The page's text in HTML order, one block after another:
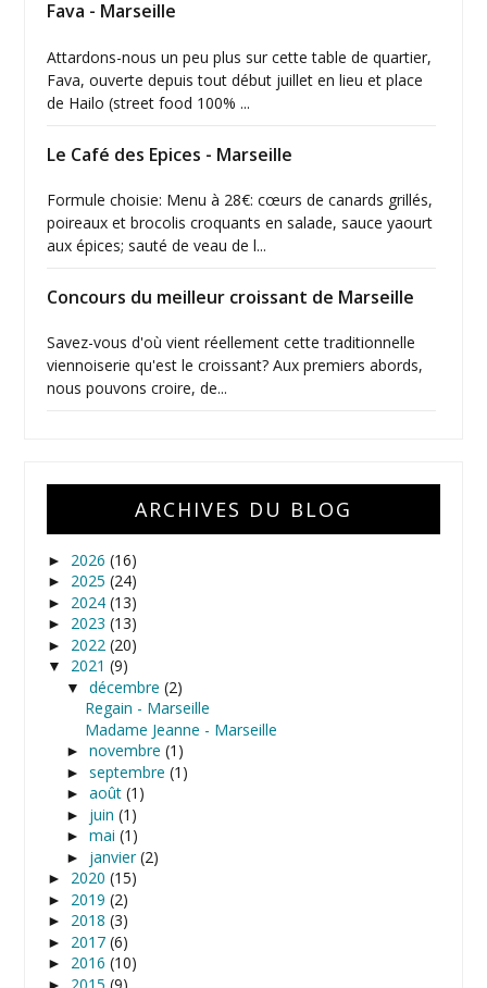
Fava - Marseille
Attardons-nous un peu plus sur cette table de quartier,
Fava, ouverte depuis tout début juillet en lieu et place
de Hailo (street food 100% ...
Le Café des Epices - Marseille
Formule choisie: Menu à 28€: cœurs de canards grillés,
poireaux et brocolis croquants en salade, sauce yaourt
aux épices; sauté de veau de l...
Concours du meilleur croissant de Marseille
Savez-vous d'où vient réellement cette traditionnelle
viennoiserie qu'est le croissant? Aux premiers abords,
nous pouvons croire, de...
ARCHIVES DU BLOG
► 2026(16)
► 2025(24)
► 2024(13)
► 2023(13)
► 2022(20)
▼ 2021(9)
▼décembre(2)
Regain - Marseille
Madame Jeanne - Marseille
►novembre(1)
►septembre(1)
►août(1)
► juin(1)
►mai(1)
► janvier(2)
► 2020(15)
► 2019(2)
► 2018(3)
► 2017(6)
► 2016(10)